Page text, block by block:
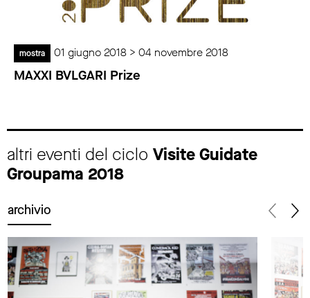
mostra 01 giugno 2018 > 04 novembre 2018
MAXXI BVLGARI Prize
altri eventi del ciclo Visite Guidate
Groupama 2018
archivio